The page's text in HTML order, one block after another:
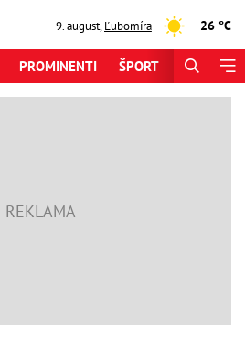
9. august,Ľubomíra 26 °C
PROMINENTI ŠPORT